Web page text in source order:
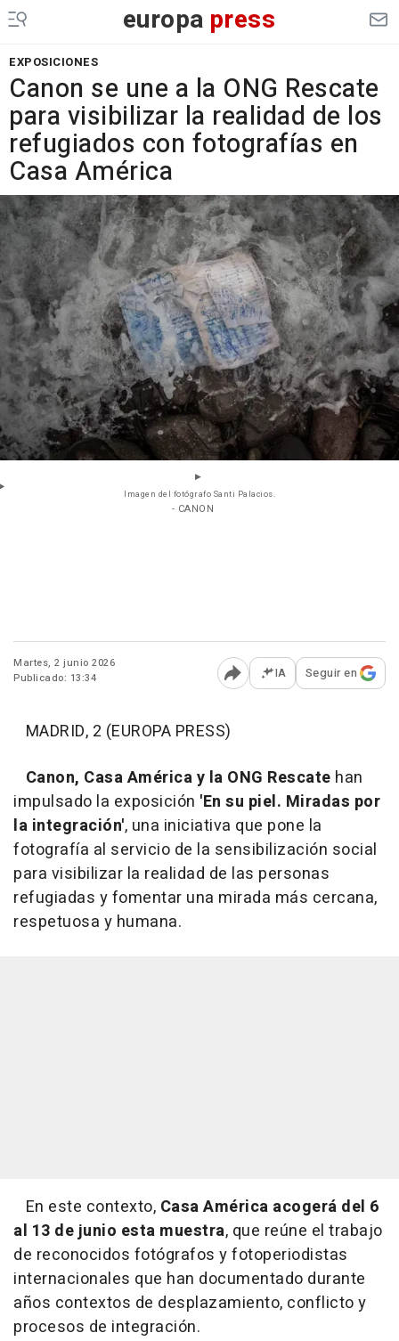
europa press
EXPOSICIONES
Canon se une a la ONG Rescate
para visibilizar la realidad de los
refugiados con fotografías en
Casa América
Imagen del fotógrafo Santi Palacios.
- CANON
Martes, 2 junio 2026
Publicado: 13:34
Abrir opciones para
IA Seguir en
MADRID, 2 (EUROPA PRESS)
Canon, Casa América y la ONG Rescate han
impulsado la exposición 'En su piel. Miradas por
la integración', una iniciativa que pone la
fotografía al servicio de la sensibilización social
para visibilizar la realidad de las personas
refugiadas y fomentar una mirada más cercana,
respetuosa y humana.
En este contexto, Casa América acogerá del 6
al 13 de junio esta muestra, que reúne el trabajo
de reconocidos fotógrafos y fotoperiodistas
internacionales que han documentado durante
años contextos de desplazamiento, conflicto y
procesos de integración.